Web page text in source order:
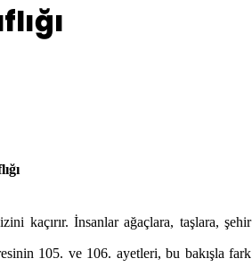
kaçırır. İnsanlar ağaçlara, taşlara, şehir
105. ve 106. ayetleri, bu bakışla fark